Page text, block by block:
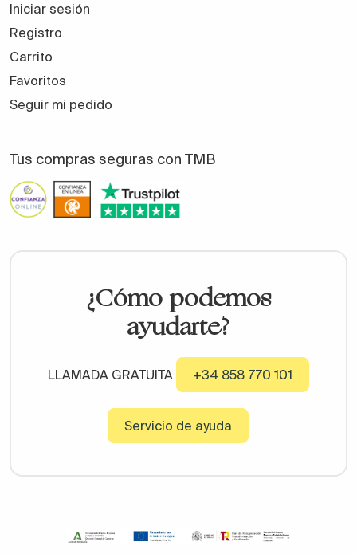
Iniciar sesión
Registro
Carrito
Favoritos
Seguir mi pedido
Tus compras seguras con TMB
¿Cómo podemos
ayudarte?
LLAMADA GRATUITA +34 858 770 101
Servicio de ayuda